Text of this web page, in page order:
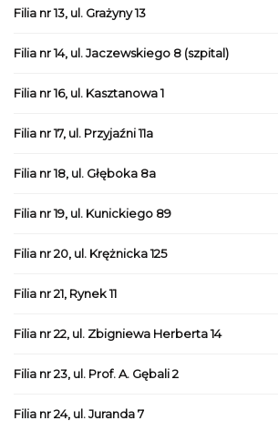
Filia nr 13, ul. Grażyny 13
Filia nr 14, ul. Jaczewskiego 8 (szpital)
Filia nr 16, ul. Kasztanowa 1
Filia nr 17, ul. Przyjaźni 11a
Filia nr 18, ul. Głęboka 8a
Filia nr 19, ul. Kunickiego 89
Filia nr 20, ul. Krężnicka 125
Filia nr 21, Rynek 11
Filia nr 22, ul. Zbigniewa Herberta 14
Filia nr 23, ul. Prof. A. Gębali 2
Filia nr 24, ul. Juranda 7